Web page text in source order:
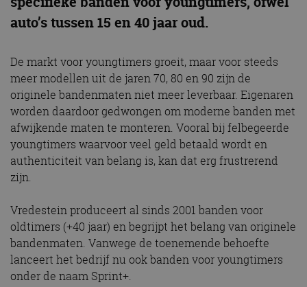
auto’s tussen 15 en 40 jaar oud.
De markt voor youngtimers groeit, maar voor steeds
meer modellen uit de jaren 70, 80 en 90 zijn de
originele bandenmaten niet meer leverbaar. Eigenaren
worden daardoor gedwongen om moderne banden met
afwijkende maten te monteren. Vooral bij felbegeerde
youngtimers waarvoor veel geld betaald wordt en
authenticiteit van belang is, kan dat erg frustrerend
zijn.
Vredestein produceert al sinds 2001 banden voor
oldtimers (+40 jaar) en begrijpt het belang van originele
bandenmaten. Vanwege de toenemende behoefte
lanceert het bedrijf nu ook banden voor youngtimers
onder de naam Sprint+.